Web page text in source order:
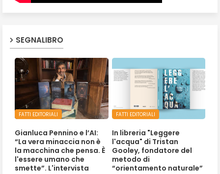
SEGNALIBRO
FATTI EDITORIALI
Gianluca Pennino e l’AI:
“La vera minaccia non è
la macchina che pensa. È
l'essere umano che
smette”. L'intervista
FATTI EDITORIALI
In libreria "Leggere
l'acqua" di Tristan
Gooley, fondatore del
metodo di
“orientamento naturale”